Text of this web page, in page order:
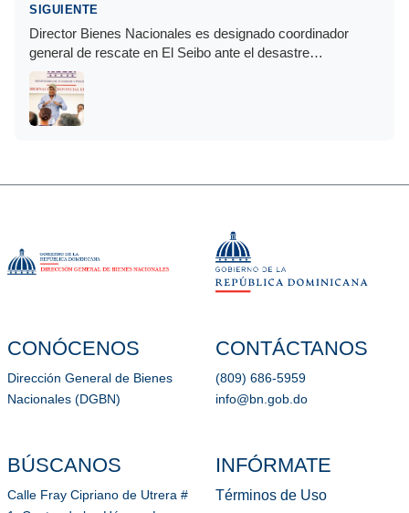
SIGUIENTE
Director Bienes Nacionales es designado coordinador
general de rescate en El Seibo ante el desastre
ocasionado por Fiona
CONÓCENOS
Dirección General de Bienes
Nacionales (DGBN)
BÚSCANOS
Calle Fray Cipriano de Utrera #
CONTÁCTANOS
(809) 686-5959
info@bn.gob.do
INFÓRMATE
Términos de Uso